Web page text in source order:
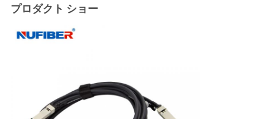
プロダクト ショー